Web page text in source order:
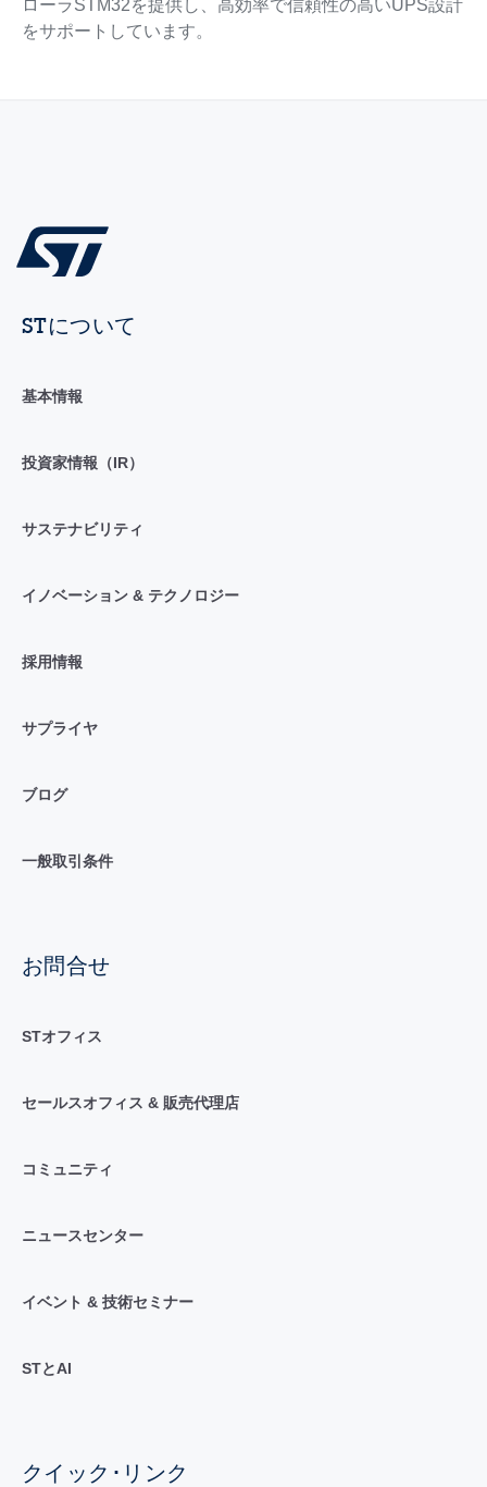
ローラSTM32を提供し、高効率で信頼性の高いUPS設計
をサポートしています。
STについて
基本情報
投資家情報（IR）
サステナビリティ
イノベーション & テクノロジー
採用情報
サプライヤ
ブログ
一般取引条件
お問合せ
STオフィス
セールスオフィス & 販売代理店
コミュニティ
ニュースセンター
イベント & 技術セミナー
STとAI
クイック･リンク